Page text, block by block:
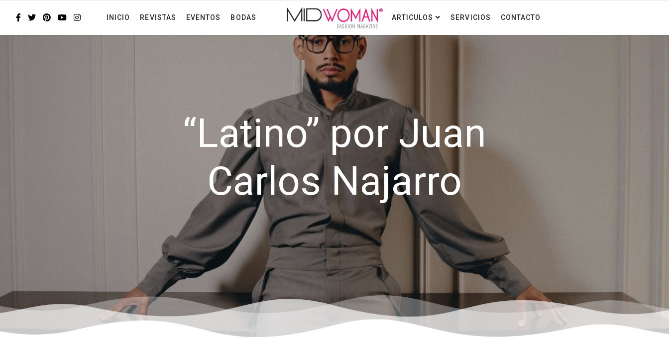
INICIO REVISTAS EVENTOS BODAS ARTICULOS SERVICIOS CONTACTO
“Latino” por Juan
Carlos Najarro